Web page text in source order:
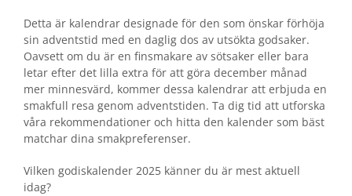
Detta är kalendrar designade för den som önskar förhöja
sin adventstid med en daglig dos av utsökta godsaker.
Oavsett om du är en finsmakare av sötsaker eller bara
letar efter det lilla extra för att göra december månad
mer minnesvärd, kommer dessa kalendrar att erbjuda en
smakfull resa genom adventstiden. Ta dig tid att utforska
våra rekommendationer och hitta den kalender som bäst
matchar dina smakpreferenser.
Vilken godiskalender 2025 känner du är mest aktuell
idag?